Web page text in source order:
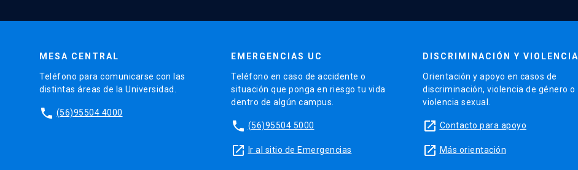
MESA CENTRAL
Teléfono para comunicarse con las
distintas áreas de la Universidad.
phone (56)95504 4000
EMERGENCIAS UC
Teléfono en caso de accidente o
situación que ponga en riesgo tu vida
dentro de algún campus.
phone (56)95504 5000
launch Ir al sitio de Emergencias
DISCRIMINACIÓN Y VIOLENCIA
Orientación y apoyo en casos de
discriminación, violencia de género o
violencia sexual.
launch Contacto para apoyo
launch Más orientación